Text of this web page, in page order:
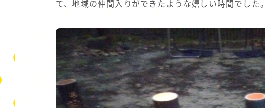
て、地域の仲間入りができたような嬉しい時間でした。